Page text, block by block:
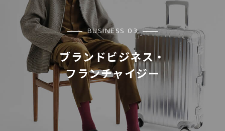
BUSINESS 03
ブランドビジネス・
フランチャイジー